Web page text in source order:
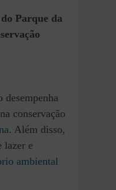
Parque da
desempenha
conservação
. Além disso,
lazer e
ambiental